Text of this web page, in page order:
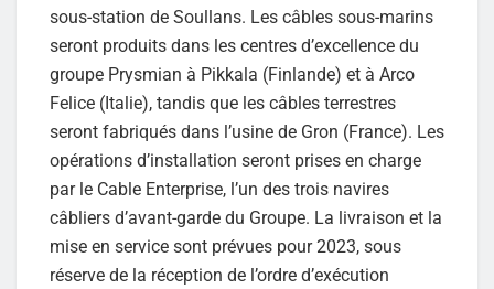
sous-station de Soullans. Les câbles sous-marins
seront produits dans les centres d’excellence du
groupe Prysmian à Pikkala (Finlande) et à Arco
Felice (Italie), tandis que les câbles terrestres
seront fabriqués dans l’usine de Gron (France). Les
opérations d’installation seront prises en charge
par le Cable Enterprise, l’un des trois navires
câbliers d’avant-garde du Groupe. La livraison et la
mise en service sont prévues pour 2023, sous
réserve de la réception de l’ordre d’exécution